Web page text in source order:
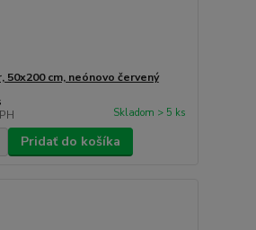
50x200 cm, neónovo červený
Skladom > 5 ks
Pridať do košíka